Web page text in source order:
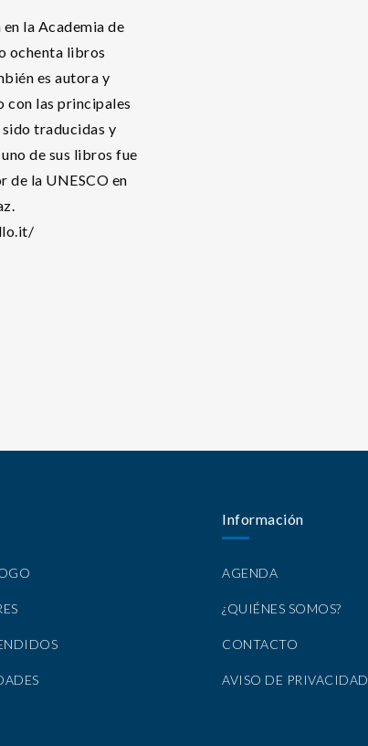
la Academia de
ochenta libros
es autora y
con las principales
traducidas y
de sus libros fue
de la UNESCO en
Información
AGENDA
¿QUIÉNES SOMOS?
CONTACTO
AVISO DE PRIVACIDAD